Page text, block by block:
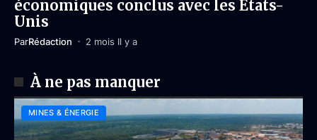
économiques conclus avec les États-
Unis
ParRédaction 2 mois Il y a
À ne pas manquer
MINES & ÉNERGIE